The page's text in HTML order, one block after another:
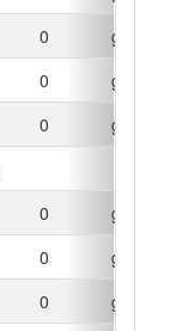
0
g
0
g
0
g
0
g
0
g
0
g